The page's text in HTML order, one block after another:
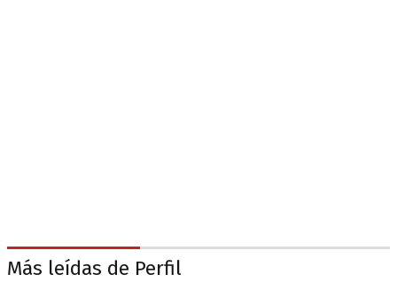
Más leídas de Perfil